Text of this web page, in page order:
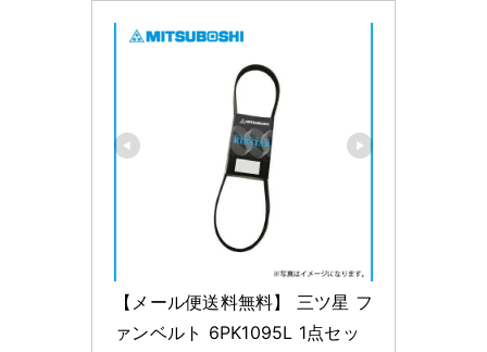
【メール便送料無料】 三ツ星 フ
ァンベルト 6PK1095L 1点セッ